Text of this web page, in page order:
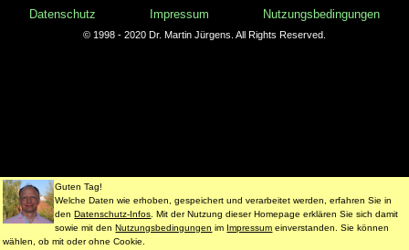
Datenschutz Impressum Nutzungsbedingungen
© 1998 - 2020 Dr. Martin Jürgens. All Rights Reserved.
Guten Tag!
Welche Daten wie erhoben, gespeichert und verarbeitet werden, erfahren Sie in
denDatenschutz-Infos . Mit der Nutzung dieser Homepage erklären Sie sich damit
sowie mit denNutzungsbedingungen im Impressum einverstanden. Sie können
wählen, ob mit oder ohne Cookie.